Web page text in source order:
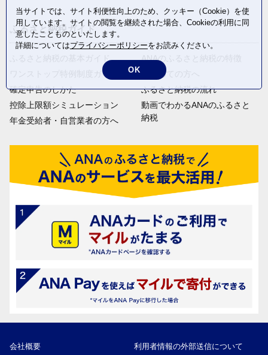
ふるさと納税ガイド
ふるさと納税の基本ガイド
ワンストップ特例制度ガイド
確定申告のしかた
控除上限額シミュレーション
年金受給者・自営業者の方へ
ANAのふるさと納税の特徴
はじめての方へ
ふるさと納税の流れ
動画でわかるANAのふるさと
納税
会社概要 利用者情報の外部送信について
当サイトでは、サイト利便性向上のため、クッキー（Cookie）を使
用しています。サイトの閲覧を継続された場合、Cookieの利用に同
意したことものといたします。
詳細についてはプライバシーポリシーをお読みください。
OK